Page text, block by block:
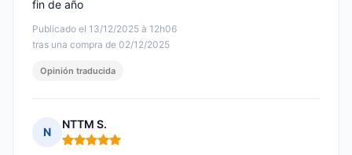
Publicado el 13/12/2025 à 12h06
tras una compra de 02/12/2025
fin de año
Opinión traducida
N
NTTM S.
Nota: 5 de 5